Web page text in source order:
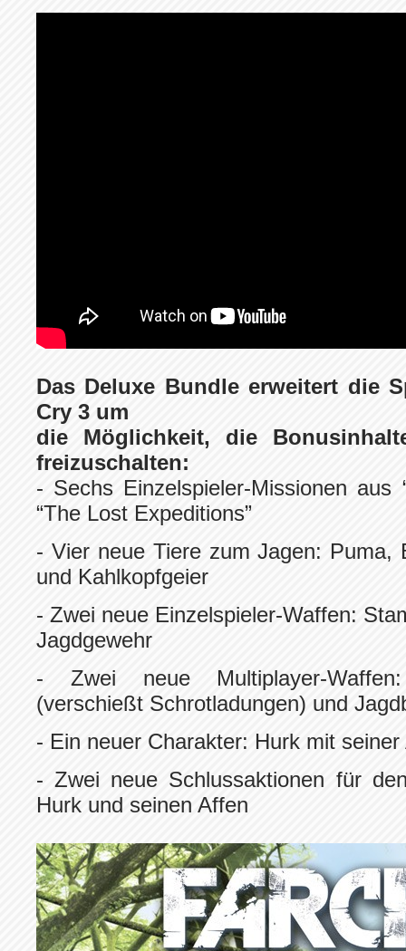
Das Deluxe Bundle erweitert die
Cry 3 um
die Möglichkeit, die
freizuschalten:
- Sechs Einzelspieler-Missionen aus
“The Lost Expeditions”
- Vier neue Tiere zum Jagen: Puma,
und Kahlkopfgeier
- Zwei neue Einzelspieler-Waffen:
Jagdgewehr
- Zwei neue Multiplayer-Waffen:
(verschießt Schrotladungen) und
- Ein neuer Charakter: Hurk mit seiner
- Zwei neue Schlussaktionen für
Hurk und seinen Affen